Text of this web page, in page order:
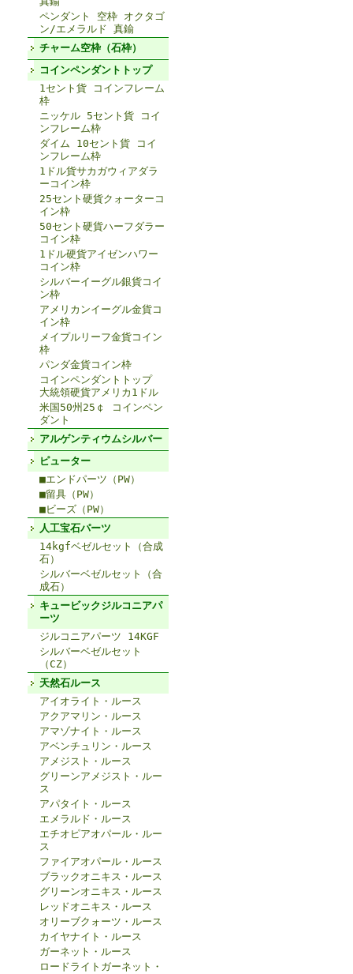
ペンダント 空枠 オクタゴ
ン/エメラルド 真鍮
チャーム空枠（石枠）
コインペンダントトップ
1セント貨 コインフレーム
枠
ニッケル 5セント貨 コイ
ンフレーム枠
ダイム 10セント貨 コイ
ンフレーム枠
1ドル貨サカガウィアダラ
ーコイン枠
25セント硬貨クォーターコ
イン枠
50セント硬貨ハーフダラー
コイン枠
1ドル硬貨アイゼンハワー
コイン枠
シルバーイーグル銀貨コイ
ン枠
アメリカンイーグル金貨コ
イン枠
メイプルリーフ金貨コイン
枠
パンダ金貨コイン枠
コインペンダントトップ
大統領硬貨アメリカ1ドル
米国50州25￠ コインペン
ダント
アルゲンティウムシルバー
ピューター
■エンドパーツ（PW）
■留具（PW）
■ビーズ（PW）
人工宝石パーツ
14kgfベゼルセット（合成
石）
シルバーベゼルセット（合
成石）
キュービックジルコニアパ
ーツ
ジルコニアパーツ 14KGF
シルバーベゼルセット
（CZ）
天然石ルース
アイオライト・ルース
アクアマリン・ルース
アマゾナイト・ルース
アベンチュリン・ルース
アメジスト・ルース
グリーンアメジスト・ルー
ス
アパタイト・ルース
エメラルド・ルース
エチオピアオパール・ルー
ス
ファイアオパール・ルース
ブラックオニキス・ルース
グリーンオニキス・ルース
レッドオニキス・ルース
オリーブクォーツ・ルース
カイヤナイト・ルース
ガーネット・ルース
ロードライトガーネット・